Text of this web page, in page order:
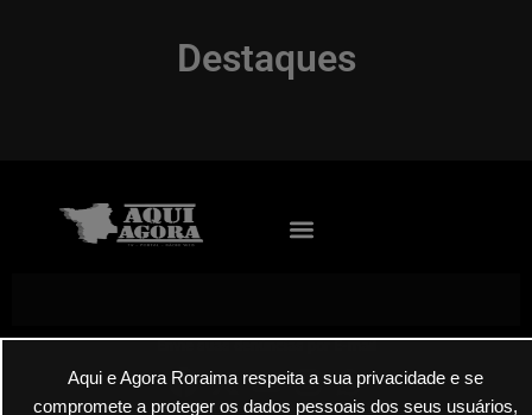
Aqui e Agora Roraima respeita a sua privacidade e se
compromete a proteger os dados pessoais dos seus usuários,
Destaques
Envie suas denúncias por E-mail